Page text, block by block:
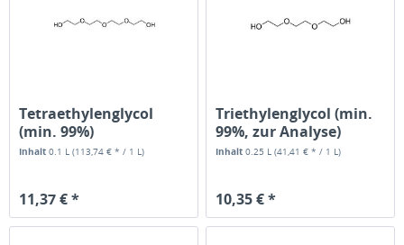
Tetraethylenglycol
(min. 99%)
Inhalt0.1 L(113,74 € * / 1 L)
11,37 € *
Triethylenglycol (min.
99%, zur Analyse)
Inhalt0.25 L(41,41 € * / 1 L)
10,35 € *